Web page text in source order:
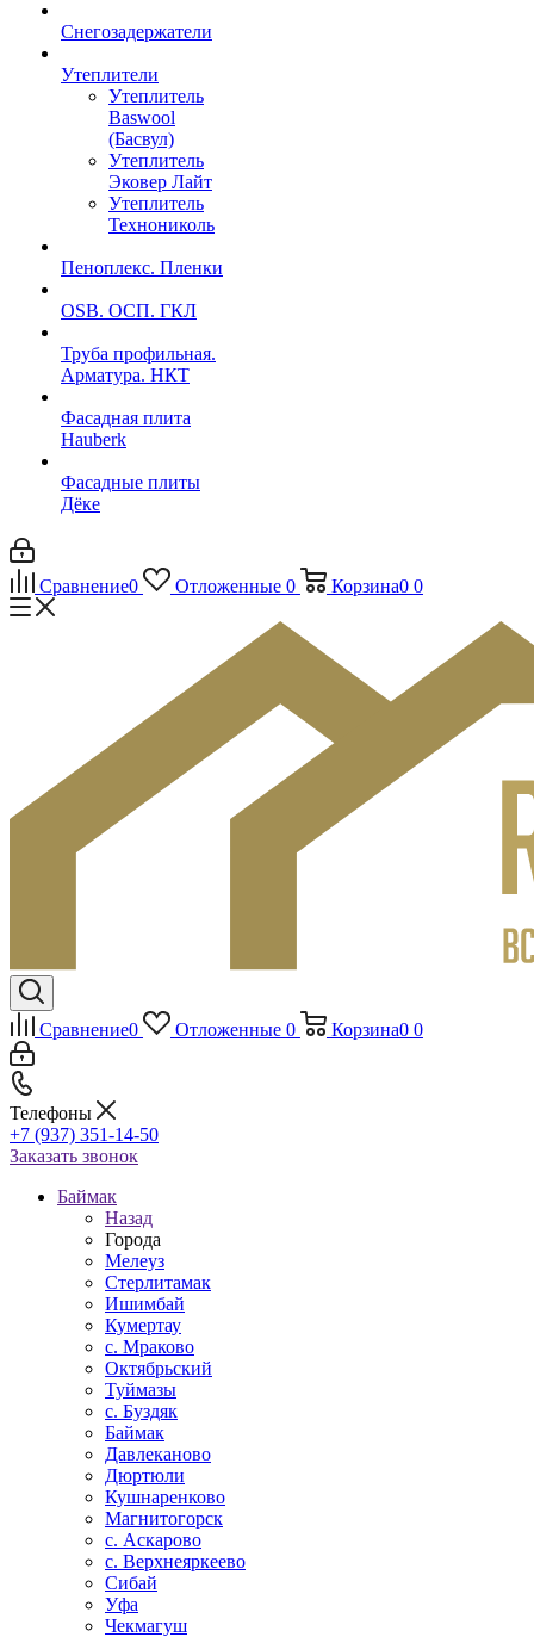
Снегозадержатели
Утеплители
Утеплитель
Baswool
(Басвул)
Утеплитель
Эковер Лайт
Утеплитель
Технониколь
Пеноплекс. Пленки
OSB. ОСП. ГКЛ
Труба профильная.
Арматура. НКТ
Фасадная плита
Hauberk
Фасадные плиты
Дёке
Сравнение0 Отложенные 0 Корзина0 0
Сравнение0 Отложенные 0 Корзина0 0
Телефоны
+7 (937) 351-14-50
Заказать звонок
Баймак
Назад
Города
Мелеуз
Стерлитамак
Ишимбай
Кумертау
c. Мраково
Октябрьский
Туймазы
c. Буздяк
Баймак
Давлеканово
Дюртюли
Кушнаренково
Магнитогорск
с. Аскарово
с. Верхнеяркеево
Сибай
Уфа
Чекмагуш